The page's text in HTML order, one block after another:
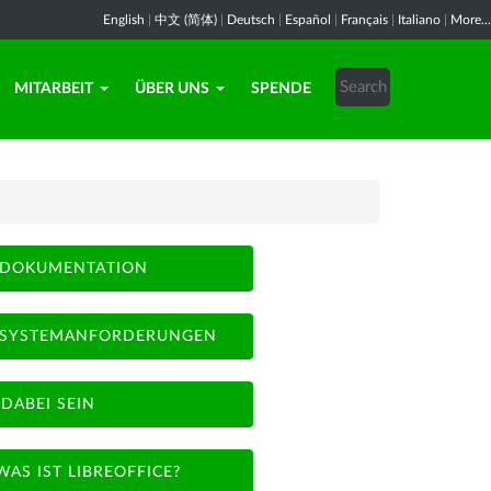
English 中文 (简体) Deutsch Español Français Italiano More...
MITARBEIT ÜBER UNS SPENDE
DOKUMENTATION
SYSTEMANFORDERUNGEN
DABEI SEIN
IST LIBREOFFICE?